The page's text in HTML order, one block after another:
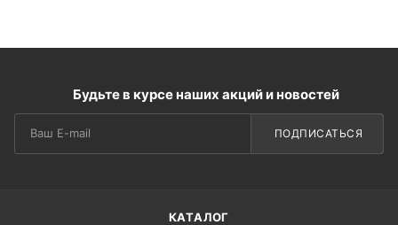
Будьте в курсе наших акций и новостей
ПОДПИСАТЬСЯ
КАТАЛОГ